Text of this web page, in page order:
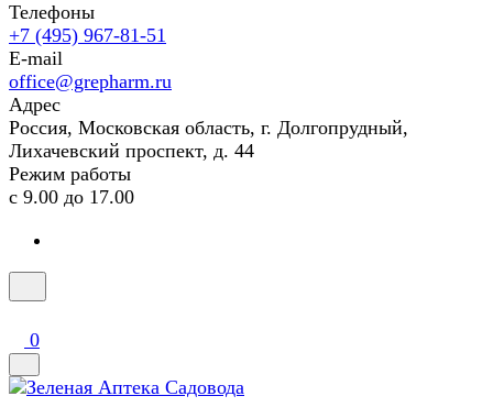
Телефоны
+7 (495) 967-81-51
E-mail
office@grepharm.ru
Адрес
Россия, Московская область, г. Долгопрудный,
Лихачевский проспект, д. 44
Режим работы
с 9.00 до 17.00
0